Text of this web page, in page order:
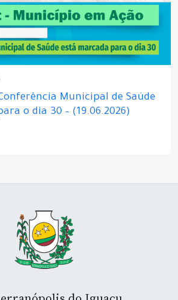
Municipal de Saúde
o dia 30 – (19.06.2026)